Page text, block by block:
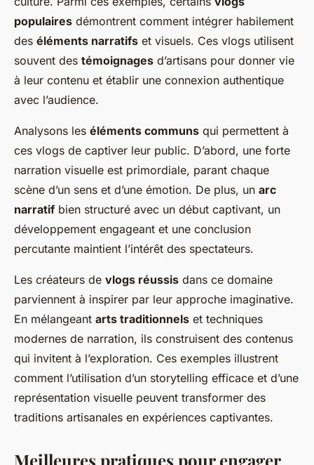
populaires démontrent comment intégrer habilement
des éléments narratifs et visuels. Ces vlogs utilisent
souvent des témoignages d’artisans pour donner vie
à leur contenu et établir une connexion authentique
avec l’audience.
Analysons les éléments communs qui permettent à
ces vlogs de captiver leur public. D’abord, une forte
narration visuelle est primordiale, parant chaque
scène d’un sens et d’une émotion. De plus, un arc
narratifbien structuré avec un début captivant, un
développement engageant et une conclusion
percutante maintient l’intérêt des spectateurs.
Les créateurs de vlogs réussis dans ce domaine
parviennent à inspirer par leur approche imaginative.
En mélangeant arts traditionnels et techniques
modernes de narration, ils construisent des contenus
qui invitent à l’exploration. Ces exemples illustrent
comment l’utilisation d’un storytelling efficace et d’une
représentation visuelle peuvent transformer des
traditions artisanales en expériences captivantes.
Meilleures pratiques pour engager